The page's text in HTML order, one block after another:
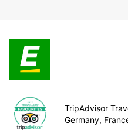
TripAdvisor
Germany,